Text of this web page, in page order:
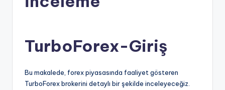
TurboForex-Giriş
Bu makalede, forex piyasasında faaliyet gösteren
TurboForex brokerini detaylı bir şekilde inceleyeceğiz.